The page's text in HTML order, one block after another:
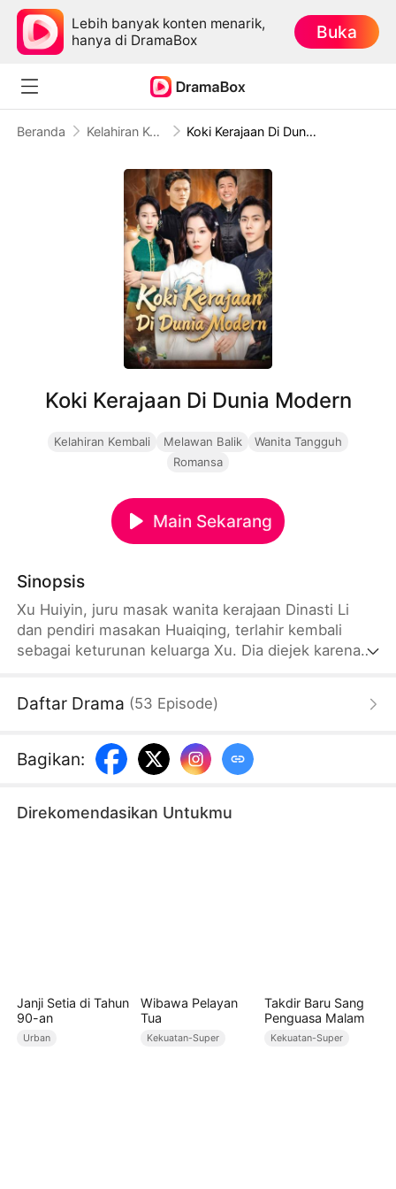
Lebih banyak konten menarik,
hanya di DramaBox
Buka
Beranda Kelahiran Kembali Koki Kerajaan Di Dunia Modern
Koki Kerajaan Di Dunia Modern
Kelahiran Kembali Melawan Balik
Wanita Tangguh
Romansa
Main Sekarang
Sinopsis
Xu Huiyin, juru masak wanita kerajaan Dinasti Li
dan pendiri masakan Huaiqing, terlahir kembali
sebagai keturunan keluarga Xu. Dia diejek karena
keterampilan memasaknya yang terbaik, dan
dan merugikan keluarga Xu. Dia menggunakan
kompetisi memasak sebagai taruhan untuk
kembali kompetisi klasik.
Daftar Drama (53 Episode)
Bagikan:
Direkomendasikan Untukmu
Janji Setia di Tahun
90-an
Urban
Wibawa Pelayan
Tua
Kekuatan-Super
Takdir Baru Sang
Penguasa Malam
Kekuatan-Super